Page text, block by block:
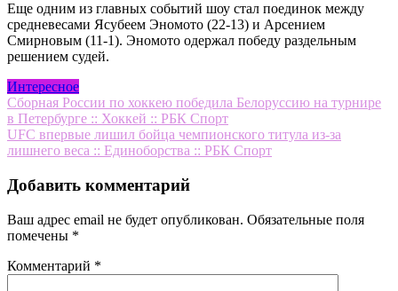
Еще одним из главных событий шоу стал поединок между
средневесами Ясубеем Эномото (22-13) и Арсением
Смирновым (11-1). Эномото одержал победу раздельным
решением судей.
Интересное
Навигация
по
записям
Сборная России по хоккею победила Белоруссию на турнире
в Петербурге :: Хоккей :: РБК Спорт
UFC впервые лишил бойца чемпионского титула из-за
лишнего веса :: Единоборства :: РБК Спорт
Добавить комментарий
Ваш адрес email не будет опубликован. Обязательные поля
помечены *
Комментарий *